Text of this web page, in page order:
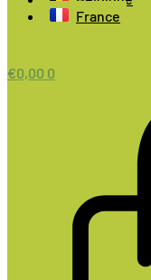
France
€0,00 0